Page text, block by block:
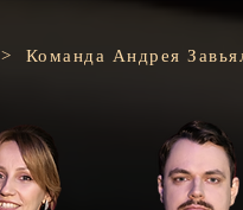
> Команда Андрея